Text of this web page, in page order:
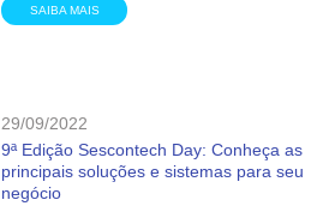
SAIBA MAIS
29/09/2022
9ª Edição Sescontech Day: Conheça as
principais soluções e sistemas para seu
negócio